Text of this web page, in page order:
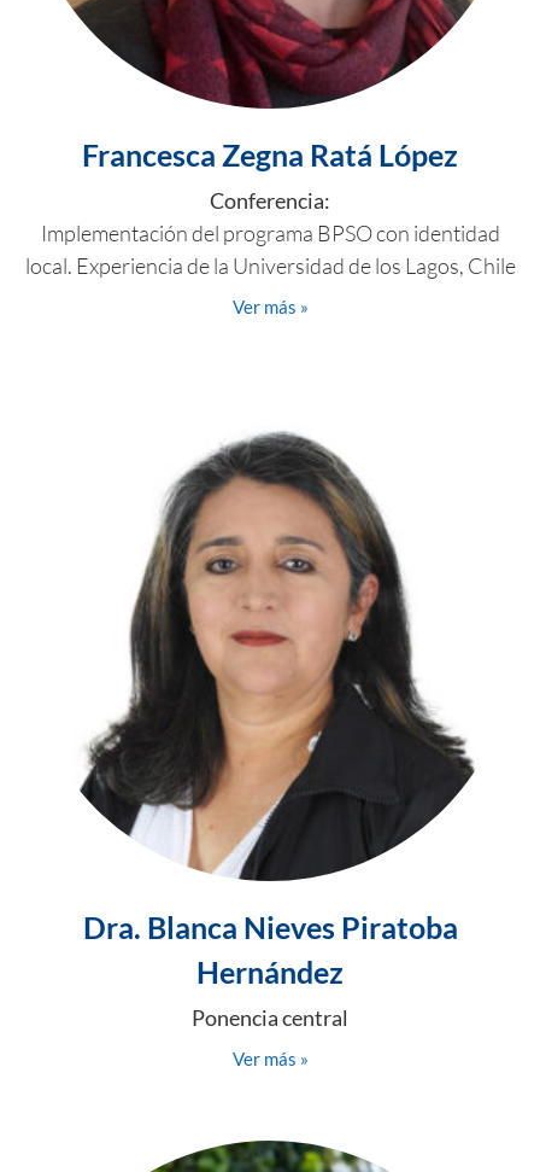
Francesca Zegna Ratá López
Conferencia:
Implementación del programa BPSO con identidad
local. Experiencia de la Universidad de los Lagos, Chile
Ver más »
Dra. Blanca Nieves Piratoba
Hernández
Ponencia central
Ver más »